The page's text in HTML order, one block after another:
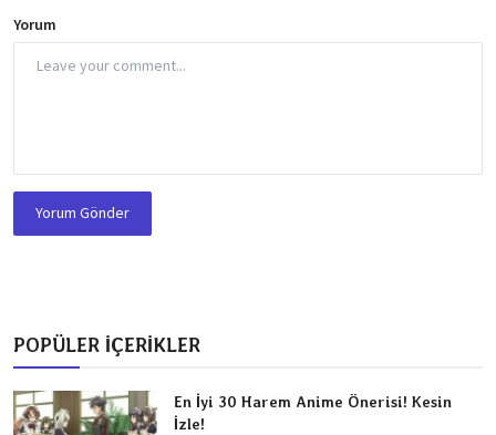
Yorum
Yorum Gönder
POPÜLER İÇERİKLER
En İyi 30 Harem Anime Önerisi! Kesin
İzle!